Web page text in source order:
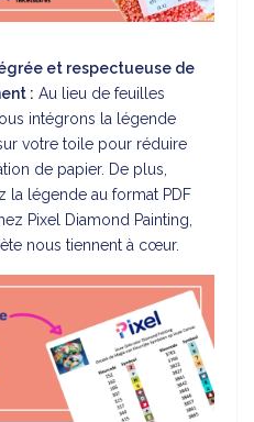
et respectueuse de
: Au lieu de feuilles
intégrons la légende
votre toile pour réduire
de papier. De plus,
la légende au format PDF
Pixel Diamond Painting,
nous tiennent à cœur.